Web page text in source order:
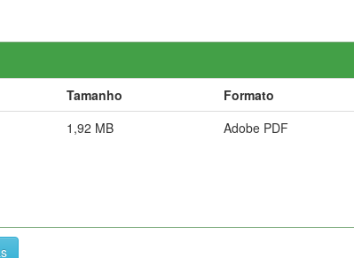
Tamanho
Formato
1,92 MB Adobe PDF